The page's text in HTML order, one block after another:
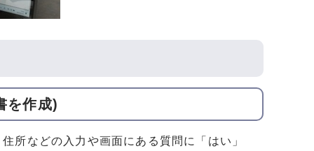
を作成)
所などの入力や画面にある質問に「はい」